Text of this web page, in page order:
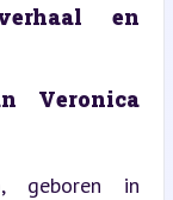
en
Veronica
geboren in